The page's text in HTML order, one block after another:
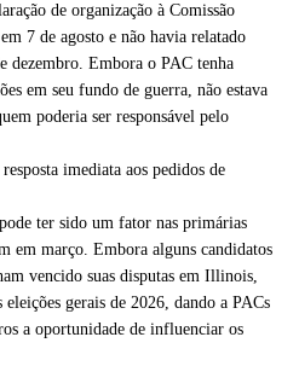
de organização à Comissão
7 de agosto e não havia relatado
dezembro. Embora o PAC tenha
em seu fundo de guerra, não estava
poderia ser responsável pelo
imediata aos pedidos de
ter sido um fator nas primárias
em março. Embora alguns candidatos
vencido suas disputas em Illinois,
eleições gerais de 2026, dando a PACs
a oportunidade de influenciar os